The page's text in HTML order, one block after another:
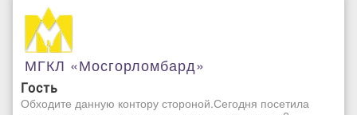
МГКЛ «Мосгорломбард»
Гость
Обходите данную контору стороной.Сегодня посетила